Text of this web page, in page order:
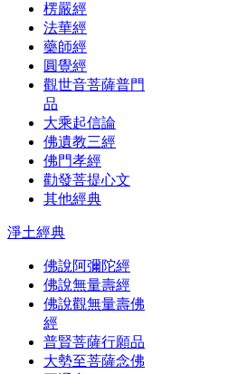
楞嚴經
法華經
藥師經
圓覺經
觀世音菩薩普門
品
大乘起信論
佛遺教三經
佛門孝經
勸發菩提心文
其他經典
淨土經典
佛說阿彌陀經
佛說無量壽經
佛說觀無量壽佛
經
普賢菩薩行願品
大勢至菩薩念佛